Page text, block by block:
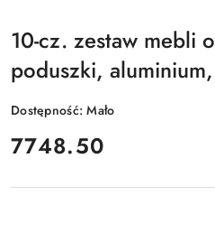
10-cz. zestaw mebli
poduszki,
Dostępność:Mało
cena:
7748.50